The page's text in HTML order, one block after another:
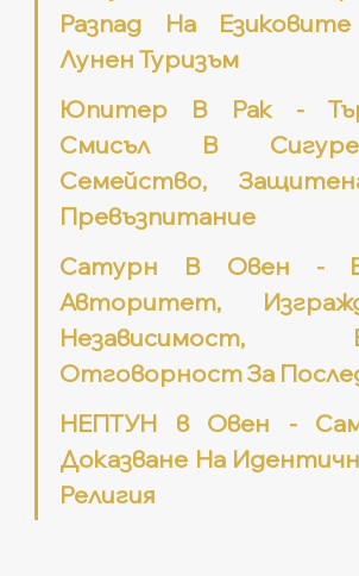
Разпад На
Лунен Туризъм
Юпитер В Рак -
Смисъл В
Семейство,
Превъзпитание
Сатурн В Овен -
Авторитет,
Независимост,
Отговорност За
НЕПТУН в Овен -
Доказване На
Религия